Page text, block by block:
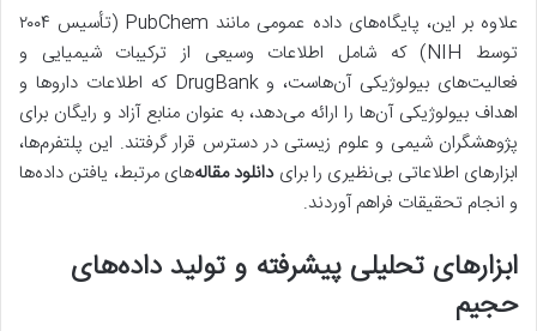
علاوه بر این، پایگاه‌های داده عمومی مانند PubChem (تأسیس ۲۰۰۴
توسط NIH) که شامل اطلاعات وسیعی از ترکیبات شیمیایی و
فعالیت‌های بیولوژیکی آن‌هاست، و DrugBank که اطلاعات داروها و
اهداف بیولوژیکی آن‌ها را ارائه می‌دهد، به عنوان منابع آزاد و رایگان برای
پژوهشگران شیمی و علوم زیستی در دسترس قرار گرفتند. این پلتفرم‌ها،
ابزارهای اطلاعاتی بی‌نظیری را برایدانلود مقاله‌های مرتبط، یافتن داده‌ها
و انجام تحقیقات فراهم آوردند.
ابزارهای تحلیلی پیشرفته و تولید داده‌های
حجیم